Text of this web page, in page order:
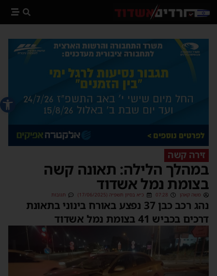
פתח
זירה קשה
במהלך הלילה: תאונה קשה
בצומת נמל אשדוד
משה קאהן 07:28 כ״א בסיון תשפ״ה (17/06/2025) תגובות
נהג רכב כבן 37 נפצע באורח בינוני בתאונת
דרכים בכביש 41 בצומת נמל אשדוד